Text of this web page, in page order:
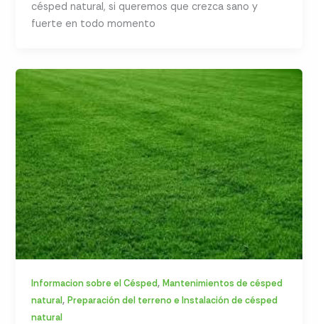
césped natural, si queremos que crezca sano y
fuerte en todo momento
Informacion sobre el Césped,Mantenimientos de césped
natural,Preparación del terreno e Instalación de césped
natural